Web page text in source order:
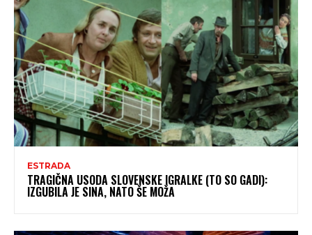
ESTRADA
TRAGIČNA USODA SLOVENSKE IGRALKE (TO SO GADI):
IZGUBILA JE SINA, NATO ŠE MOŽA